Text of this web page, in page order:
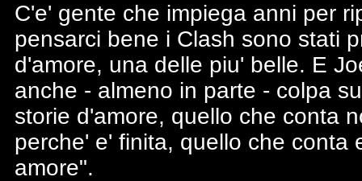
C'e' gente che impiega anni per
pensarci bene i Clash sono stati
d'amore, una delle piu' belle. E
anche - almeno in parte - colpa
storie d'amore, quello che conta
perche' e' finita, quello che conta
amore".